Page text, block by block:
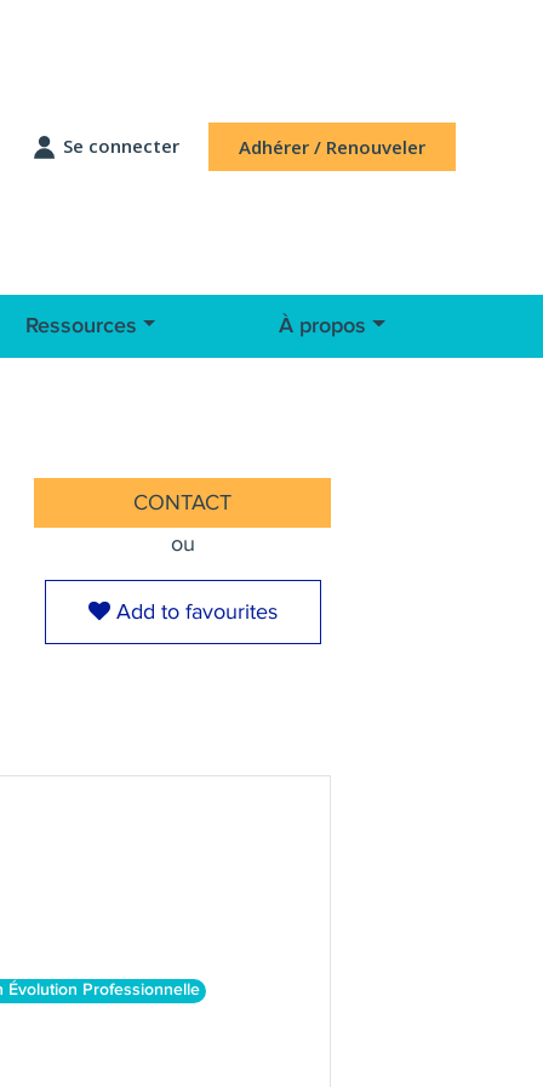
Se connecter Adhérer / Renouveler
Ressources À propos
CONTACT
ou
Add to favourites
Évolution Professionnelle